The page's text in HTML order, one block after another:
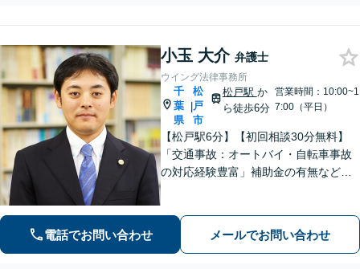
談30分無料】【電話相
談実施中】
弁護士に依頼することで、債
す。【初回相談30分無料】
【電話相談実施中】
小玉 大介 弁護士
ウイング法律事務所
千
葉
県
|
松
戸
市
松戸駅 か
ら徒歩6分
営業時間：10:00~1
7:00（平日）
【松戸駅6分】【初回相談30分無料】
「交通事故：オートバイ・自転車事故
の対応経験豊富」補助金の有無など、
業詐欺による被害など、複雑な事情を
抱えた借金問題について豊富な解決実
電話でお問い合わせ メールでお問い合わせ